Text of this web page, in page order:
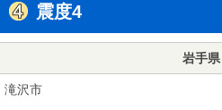
震度4
岩手県
滝沢市